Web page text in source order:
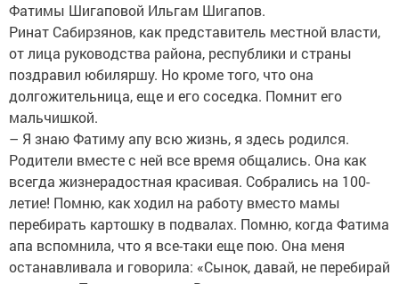
Фатимы Шигаповой Ильгам Шигапов.
Ринат Сабирзянов, как представитель местной власти,
от лица руководства района, республики и страны
поздравил юбиляршу. Но кроме того, что она
долгожительница, еще и его соседка. Помнит его
мальчишкой.
– Я знаю Фатиму апу всю жизнь, я здесь родился.
Родители вместе с ней все время общались. Она как
всегда жизнерадостная красивая. Собрались на 100-
летие! Помню, как ходил на работу вместо мамы
перебирать картошку в подвалах. Помню, когда Фатима
апа вспомнила, что я все-таки еще пою. Она меня
останавливала и говорила: «Сынок, давай, не перебирай